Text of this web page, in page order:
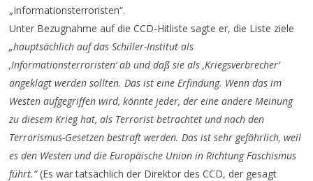
„Informationsterroristen“.
Unter Bezugnahme auf die CCD-Hitliste sagte er, die Liste ziele
„hauptsächlich auf das Schiller-Institut als
‚Informationsterroristen‘ ab und daß sie als ‚Kriegsverbrecher‘
angeklagt werden sollten. Das ist eine Erfindung. Wenn das im
Westen aufgegriffen wird, könnte jeder, der eine andere Meinung
zu diesem Krieg hat, als Terrorist betrachtet und nach den
Terrorismus-Gesetzen bestraft werden. Das ist sehr gefährlich, weil
es den Westen und die Europäische Union in Richtung Faschismus
führt.“(Es war tatsächlich der Direktor des CCD, der gesagt